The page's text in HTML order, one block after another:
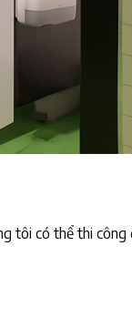
tôi có thể thi công